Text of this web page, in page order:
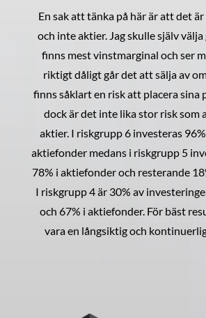
En sak att tänka på här är att det
och inte aktier. Jag skulle själv
finns mest vinstmarginal och ser
riktigt dåligt går det att sälja av
finns såklart en risk att placera sina
dock är det inte lika stor risk som
aktier. I riskgrupp 6 investeras
aktiefonder medans i riskgrupp 5
78% i aktiefonder och resterande
I riskgrupp 4 är 30% av
och 67% i aktiefonder. För bäst
vara en långsiktig och